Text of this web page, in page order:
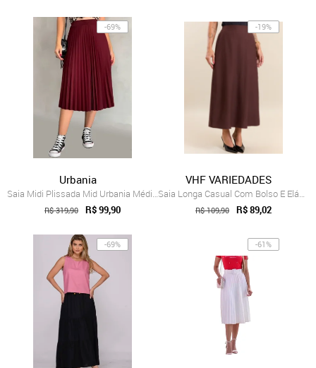
-69%
Urbania
Saia Midi Plissada Mid Urbania Média Vin...
R$ 319,90 R$ 99,90
-19%
VHF VARIEDADES
Saia Longa Casual Com Bolso E Elástico N...
R$ 109,90 R$ 89,02
-69% -61%